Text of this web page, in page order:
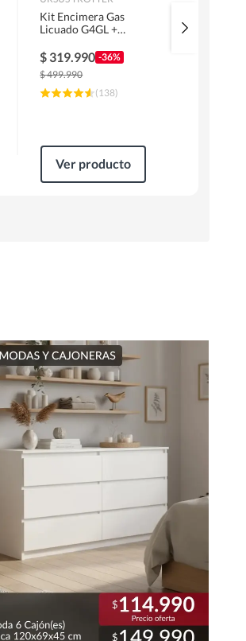
Kit Encimera Gas
Licuado G4GL +
1 Motor FF60IN +
Horno EPC4NIG
$ 319.990 -36%
$499.990
(138)
Ver producto